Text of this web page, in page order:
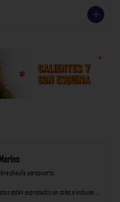
chaufa aeropuerto.
están expresados en soles e incluyen